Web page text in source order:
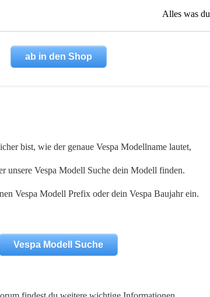
Alles was
ab in den Shop
bist, wie der genaue Vespa Modellname lautet,
unsere Vespa Modell Suche dein Modell finden.
Vespa Modell Prefix oder dein Vespa Baujahr ein.
Vespa Modell Suche